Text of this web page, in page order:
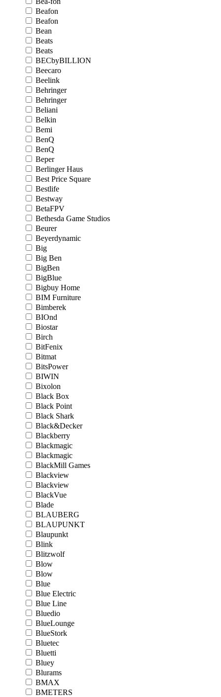
Beafon
Beafon
Bean
Beats
Beats
BECbyBILLION
Beecaro
Beelink
Behringer
Behringer
Beliani
Belkin
Bemi
BenQ
BenQ
Beper
Berlinger Haus
Best Price Square
Bestlife
Bestway
BetaFPV
Bethesda Game Studios
Beurer
Beyerdynamic
Big
Big Ben
BigBen
BigBlue
Bigbuy Home
BIM Furniture
Bimberek
BIOnd
Biostar
Birch
BitFenix
Bitmat
BitsPower
BIWIN
Bixolon
Black Box
Black Point
Black Shark
Black&Decker
Blackberry
Blackmagic
Blackmagic
BlackMill Games
Blackview
Blackview
BlackVue
Blade
BLAUBERG
BLAUPUNKT
Blaupunkt
Blink
Blitzwolf
Blow
Blow
Blue
Blue Electric
Blue Line
Bluedio
BlueLounge
BlueStork
Bluetec
Bluetti
Bluey
Blurams
BMAX
BMETERS